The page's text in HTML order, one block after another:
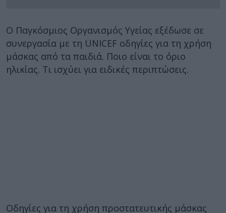
Ο Παγκόσμιος Οργανισμός Υγείας εξέδωσε σε
συνεργασία με τη UNICEF οδηγίες για τη χρήση
μάσκας από τα παιδιά. Ποιο είναι το όριο
ηλικίας. Τι ισχύει για ειδικές περιπτώσεις.
Οδηγίες για τη χρήση προστατευτικής μάσκας